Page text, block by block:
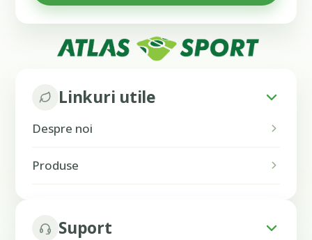
Linkuri utile
Despre noi
Produse
Suport